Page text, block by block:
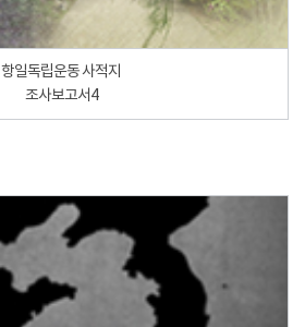
항일독립운동 사적지
조사보고서4